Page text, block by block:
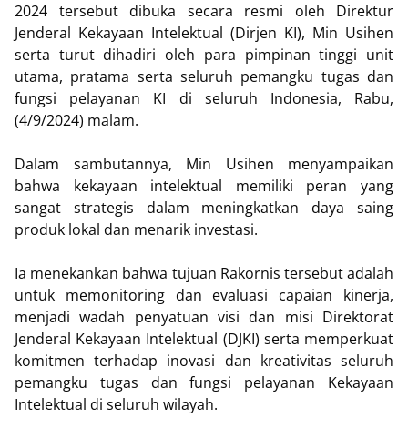
2024 tersebut dibuka secara resmi oleh Direktur
Jenderal Kekayaan Intelektual (Dirjen KI), Min Usihen
serta turut dihadiri oleh para pimpinan tinggi unit
utama, pratama serta seluruh pemangku tugas dan
fungsi pelayanan KI di seluruh Indonesia, Rabu,
(4/9/2024) malam.
Dalam sambutannya, Min Usihen menyampaikan
bahwa kekayaan intelektual memiliki peran yang
sangat strategis dalam meningkatkan daya saing
produk lokal dan menarik investasi.
Ia menekankan bahwa tujuan Rakornis tersebut adalah
untuk memonitoring dan evaluasi capaian kinerja,
menjadi wadah penyatuan visi dan misi Direktorat
Jenderal Kekayaan Intelektual (DJKI) serta memperkuat
komitmen terhadap inovasi dan kreativitas seluruh
pemangku tugas dan fungsi pelayanan Kekayaan
Intelektual di seluruh wilayah.